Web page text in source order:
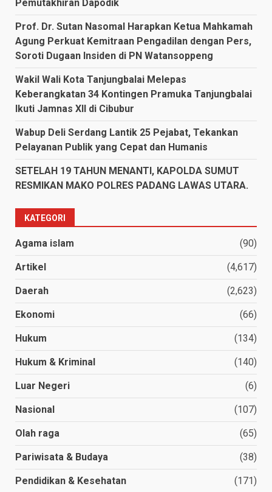
Pemutakhiran Dapodik
Prof. Dr. Sutan Nasomal Harapkan Ketua Mahkamah
Agung Perkuat Kemitraan Pengadilan dengan Pers,
Soroti Dugaan Insiden di PN Watansoppeng
Wakil Wali Kota Tanjungbalai Melepas
Keberangkatan 34 Kontingen Pramuka Tanjungbalai
Ikuti Jamnas XII di Cibubur
Wabup Deli Serdang Lantik 25 Pejabat, Tekankan
Pelayanan Publik yang Cepat dan Humanis
SETELAH 19 TAHUN MENANTI, KAPOLDA SUMUT
RESMIKAN MAKO POLRES PADANG LAWAS UTARA.
KATEGORI
Agama islam (90)
Artikel (4,617)
Daerah (2,623)
Ekonomi (66)
Hukum (134)
Hukum & Kriminal (140)
Luar Negeri (6)
Nasional (107)
Olah raga (65)
Pariwisata & Budaya (38)
Pendidikan & Kesehatan
(171)